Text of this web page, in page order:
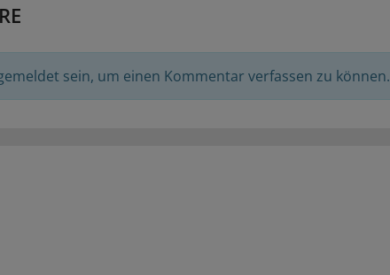
sein, um einen Kommentar verfassen zu können.